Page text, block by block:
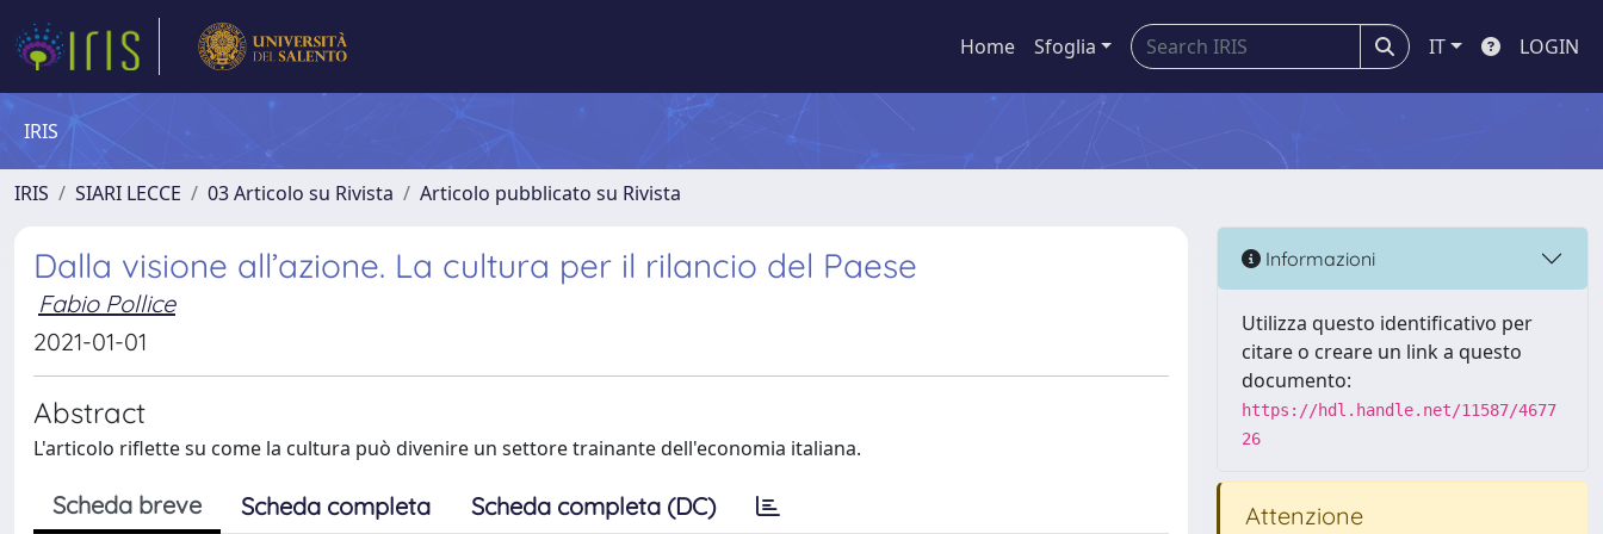
Home Sfoglia IT LOGIN
IRIS
IRIS SIARI LECCE 03 Articolo su Rivista Articolo pubblicato su Rivista
Dalla visione all’azione. La cultura per il rilancio del Paese
Fabio Pollice
2021-01-01
Abstract
L'articolo riflette su come la cultura può divenire un settore trainante dell'economia italiana.
Scheda breve Scheda completa Scheda completa (DC)
Informazioni
Utilizza questo identificativo per
citare o creare un link a questo
documento:
https://hdl.handle.net/11587/4677
26
Attenzione